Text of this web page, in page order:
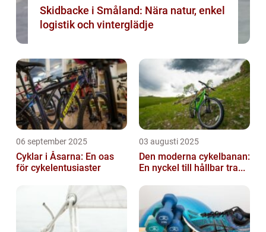
Skidbacke i Småland: Nära natur, enkel
logistik och vinterglädje
06 september 2025
Cyklar i Åsarna: En oas
för cykelentusiaster
03 augusti 2025
Den moderna cykelbanan:
En nyckel till hållbar tra...